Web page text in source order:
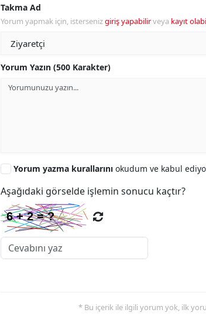
Takma Ad
Yorum yapmak için, istersenizgiriş yapabilirveya kayıt
Yorum Yazın (500 Karakter)
Yorum yazma kurallarını okudum ve kabul
Aşağıdaki görselde işlemin sonucu kaçtır?
* Bu içerik ile ilgili yorum yok, ilk